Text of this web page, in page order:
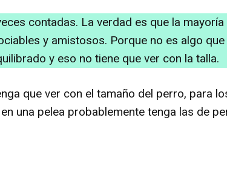
contadas. La verdad es que la
y amistosos. Porque no es algo
y eso no tiene que ver con la talla.
que ver con el tamaño del perro, para
una pelea probablemente tenga las de